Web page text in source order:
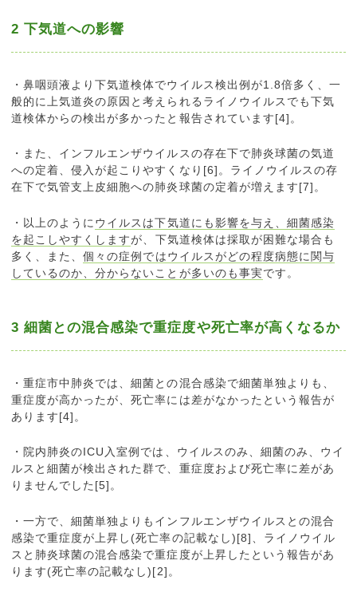
2 下気道への影響
・鼻咽頭液より下気道検体でウイルス検出例が1.8倍多く、一
般的に上気道炎の原因と考えられるライノウイルスでも下気
道検体からの検出が多かったと報告されています[4]。
・また、インフルエンザウイルスの存在下で肺炎球菌の気道
への定着、侵入が起こりやすくなり[6]。ライノウイルスの存
在下で気管支上皮細胞への肺炎球菌の定着が増えます[7]。
・以上のように ウイルスは下気道にも影響を与え、細菌感染
を起こしやすくしますが、下気道検体は採取が困難な場合も
多く、また、個々の症例ではウイルスがどの程度病態に関与
しているのか、分からないことが多いのも事実です。
3 細菌との混合感染で重症度や死亡率が高くなるか
・重症市中肺炎では、細菌との混合感染で細菌単独よりも、
重症度が高かったが、死亡率には差がなかったという報告が
あります[4]。
・院内肺炎のICU入室例では、ウイルスのみ、細菌のみ、ウイ
ルスと細菌が検出された群で、重症度および死亡率に差があ
りませんでした[5]。
・一方で、細菌単独よりもインフルエンザウイルスとの混合
感染で重症度が上昇し(死亡率の記載なし)[8]、ライノウイル
スと肺炎球菌の混合感染で重症度が上昇したという報告があ
ります(死亡率の記載なし)[2]。